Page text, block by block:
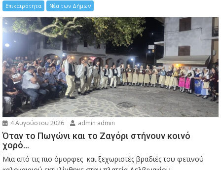
Επικαιρότητα Νέα των Δήμων
4 Αυγούστου 2026 admin admin
Όταν το Πωγώνι και το Ζαγόρι στήνουν κοινό
χορό…
Μια από τις πιο όμορφες και ξεχωριστές βραδιές του φετινού